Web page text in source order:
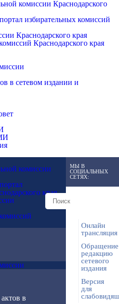
комиссии Краснодарского
избирательных комиссий
Краснодарского края
Краснодарского края
в сетевом издании и
комиссии
края
в
МЫ В
СОЦИАЛЬНЫХ
СЕТЯХ:
Онлайн
трансляция
редакцию
сетевого
издания
Версия
для